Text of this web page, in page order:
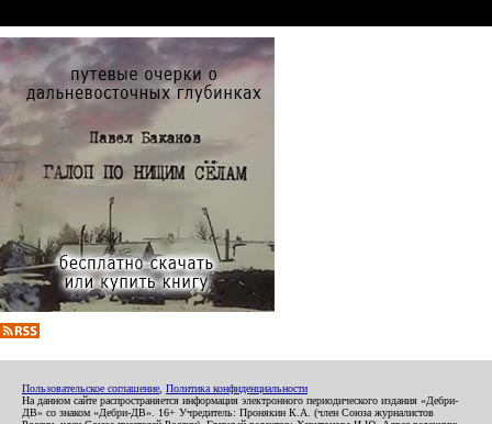
Пользовательское соглашение Политика конфиденциальности
На данном сайте распространяется информация электронного периодического издания «Дебри-
ДВ» со знаком «Дебри-ДВ». 16+ Учредитель: Пронякин К.А. (член Союза журналистов